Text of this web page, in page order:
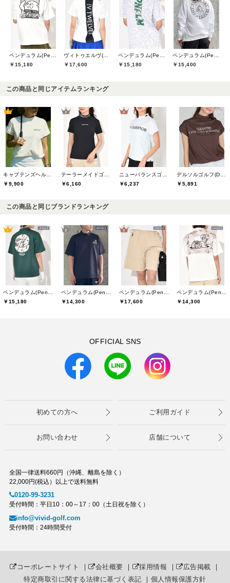
￥15,180
￥17,600
￥15,180
￥15,400
この商品と同じアイテムランキング
￥9,900
￥6,160
￥6,237
￥5,891
この商品と同じブランドランキング
ペンデュラム(Pendulum)
￥15,180
ペンデュラム(Pendulum)
￥14,300
ペンデュラム(Pendulum)
￥17,600
ペンデュラム(Pendulum)
￥14,300
OFFICIAL SNS
初めての方へ ご利用ガイド
お問い合わせ 店舗について
全国一律送料660円（沖縄、離島を除く）
22,000円(税込）以上で送料無料
0120-99-3231
受付時間：平日10：00～17：00（土日祝を除く）
info@vivid-golf.com
受付時間：24時間受付
コーポレートサイト ｜ 会社概要 ｜ 採用情報 ｜ 広告掲載 ｜
特定商取引に関する法律に基づく表記 ｜ 個人情報保護方針